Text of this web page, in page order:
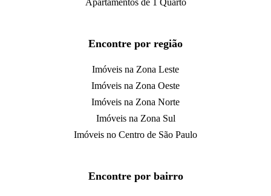
Apartamentos de 1 Quarto
Encontre por região
Imóveis na Zona Leste
Imóveis na Zona Oeste
Imóveis na Zona Norte
Imóveis na Zona Sul
Imóveis no Centro de São Paulo
Encontre por bairro